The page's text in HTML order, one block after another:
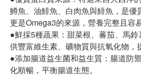
鱒魚、油鯡魚、白肉魚與鯡魚，是優
更是Omega3的來源，營養完整且容
●鮮採5種蔬果：甜菜根、蕃茄、馬
供豐富維生素、礦物質與抗氧化物，
●添加腸道益生菌和益生質：腸道防
化順暢，平衡腸道生態。